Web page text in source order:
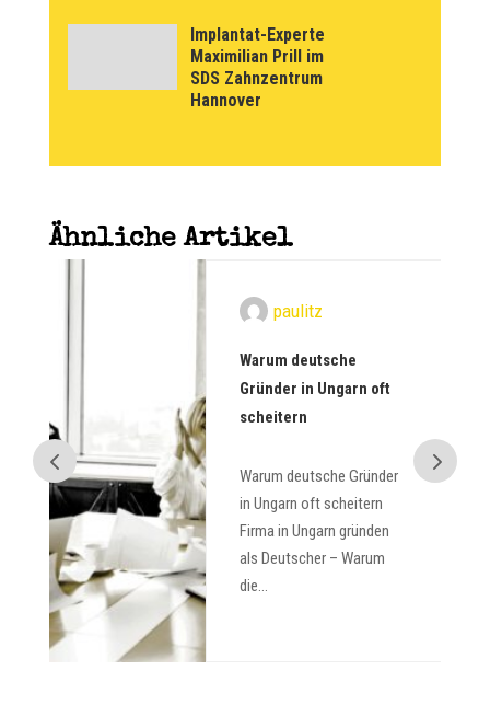
Implantat-Experte
Maximilian Prill im
SDS Zahnzentrum
Hannover
Ähnliche Artikel
paulitz
Warum deutsche
Gründer in Ungarn oft
scheitern
Warum deutsche Gründer
in Ungarn oft scheitern
Firma in Ungarn gründen
als Deutscher – Warum
die...